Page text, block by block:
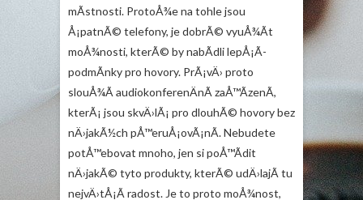
mÃ­stnosti. ProtoÅ¾e na tohle jsou
Å¡patnÃ© telefony, je dobrÃ© vyuÅ¾Ã­t
moÅ¾nosti, kterÃ© by nabÃ­dli lepÅ¡Ã­
podmÃ­nky pro hovory. PrÃ¡vÄ› proto
slouÅ¾Ã­ audiokonferenÄnÃ­ zaÅ™Ã­zenÃ­,
kterÃ¡ jsou skvÄ›lÃ¡ pro dlouhÃ© hovory bez
nÄ›jakÃ½ch pÅ™eruÅ¡ovÃ¡nÃ­. Nebudete
potÅ™ebovat mnoho, jen si poÅ™Ã­dit
nÄ›jakÃ© tyto produkty, kterÃ© udÄ›lajÃ­ tu
nejvÄ›tÅ¡Ã­ radost. Je to proto moÅ¾nost,